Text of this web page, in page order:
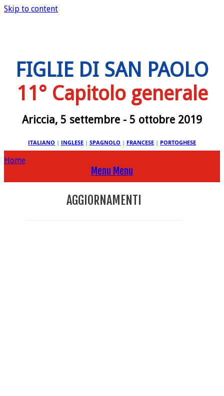
Skip to content
FIGLIE DI SAN PAOLO
11° Capitolo generale
Ariccia, 5 settembre - 5 ottobre 2019
ITALIANO | INGLESE | SPAGNOLO | FRANCESE | PORTOGHESE
Home
Menu Menu
AGGIORNAMENTI